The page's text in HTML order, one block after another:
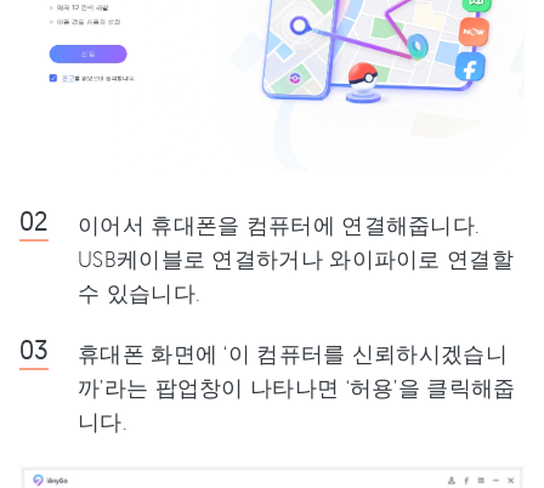
이어서 휴대폰을 컴퓨터에 연결해줍니다.
USB케이블로 연결하거나 와이파이로 연결할
수 있습니다.
휴대폰 화면에 ‘이 컴퓨터를 신뢰하시겠습니
까’라는 팝업창이 나타나면 ‘허용’을 클릭해줍
니다.